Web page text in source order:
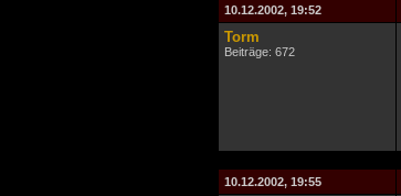
10.12.2002, 19:52
Torm
Beiträge: 672
10.12.2002, 19:55